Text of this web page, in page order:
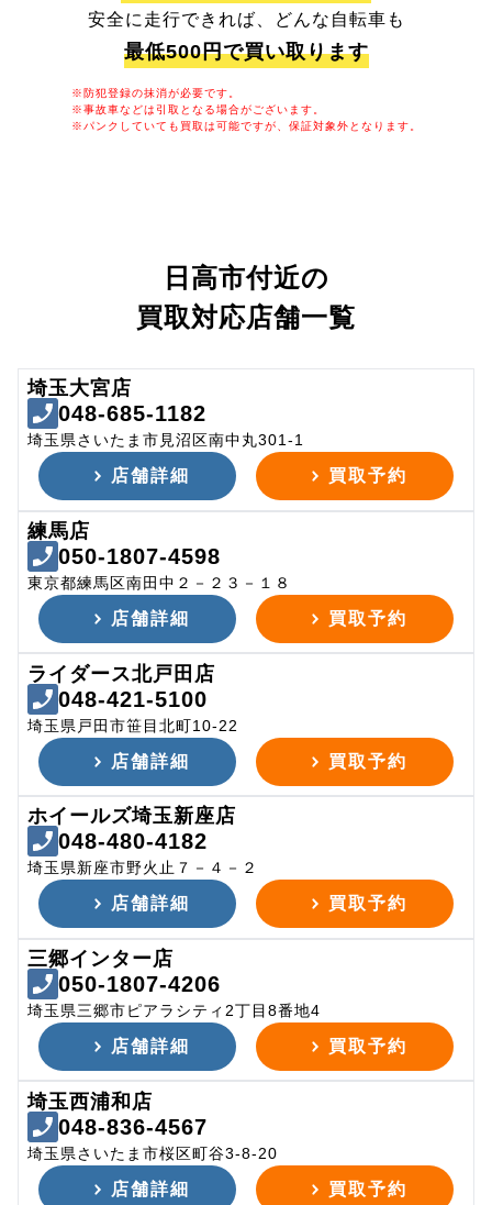
安全に走行できれば、どんな自転車も
最低500円で買い取ります
※防犯登録の抹消が必要です。
※事故車などは引取となる場合がございます。
※パンクしていても買取は可能ですが、保証対象外となります。
日高市付近の
買取対応店舗一覧
埼玉大宮店
048-685-1182
埼玉県さいたま市見沼区南中丸301-1
店舗詳細 買取予約
練馬店
050-1807-4598
東京都練馬区南田中２－２３－１８
店舗詳細 買取予約
ライダース北戸田店
048-421-5100
埼玉県戸田市笹目北町10-22
店舗詳細 買取予約
ホイールズ埼玉新座店
048-480-4182
埼玉県新座市野火止７－４－２
店舗詳細 買取予約
三郷インター店
050-1807-4206
埼玉県三郷市ピアラシティ2丁目8番地4
店舗詳細 買取予約
埼玉西浦和店
048-836-4567
埼玉県さいたま市桜区町谷3-8-20
店舗詳細 買取予約